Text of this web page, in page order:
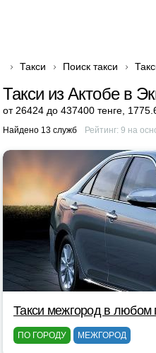
Такси Поиск такси
Такси из Актобе в
от 26424 до 437400 тенге
Найдено 13 служб Рейтинг: 9 на
Такси межгород в любом
ПО ГОРОДУ МЕЖГОРОД